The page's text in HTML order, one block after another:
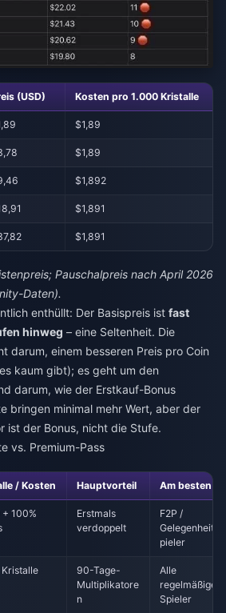
(USD) Kosten pro 1.000 Kristalle
$1,89
$1,89
$1,892
$1,891
$1,891
Pauschalpreis nach April 2026
Daten).
enthüllt: Der Basispreis ist fast
hinweg – eine Seltenheit. Die
darum, einem besseren Preis pro Coin
kaum gibt); es geht um den
darum, wie der Erstkauf-Bonus
bringen minimal mehr Wert, aber der
ist der Bonus, nicht die Stufe.
vs. Premium-Pass
/ Kosten Hauptvorteil Am besten
100%
Erstmals
verdoppelt
F2P /
Gelegenheitss
pieler
Kristalle
90-Tage-
Multiplikatore
n
Alle
regelmäßigen
Spieler